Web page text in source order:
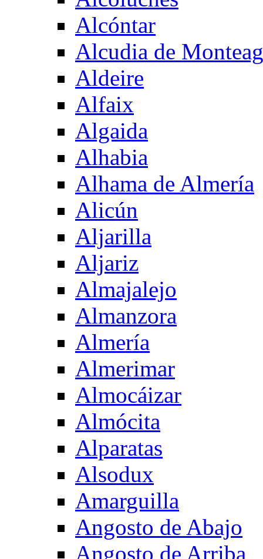
Alcóntar
Alcudia de
Aldeire
Alfaix
Algaida
Alhabia
Alhama de Almería
Alicún
Aljarilla
Aljariz
Almajalejo
Almanzora
Almería
Almerimar
Almocáizar
Almócita
Alparatas
Alsodux
Amarguilla
Angosto de Abajo
Angosto de Arriba